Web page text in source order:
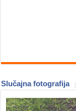
Slučajna fotografija